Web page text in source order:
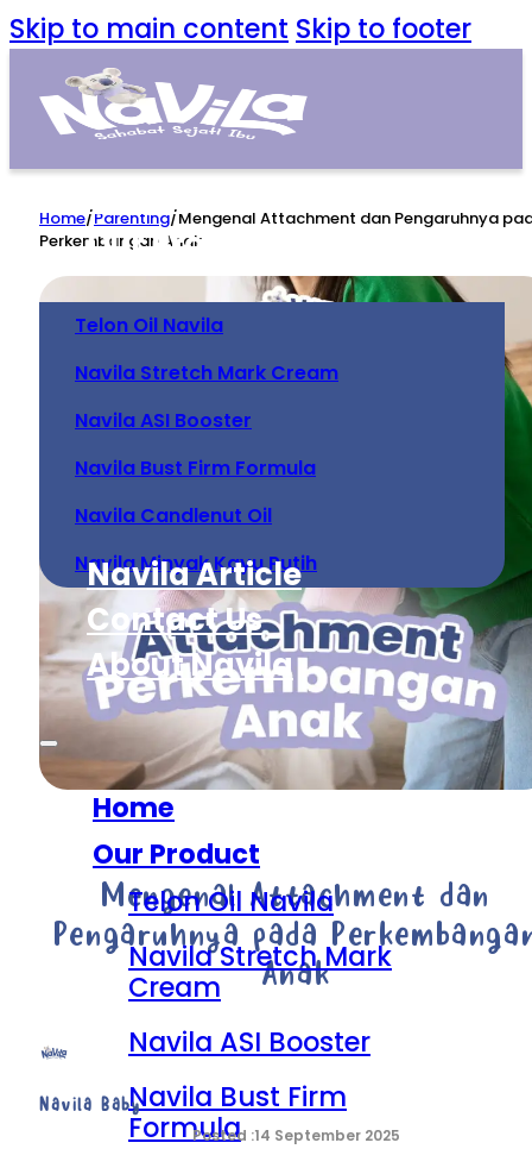
Skip to main content Skip to footer
Home
Our Product
Telon Oil Navila
Navila Stretch Mark Cream
Navila ASI Booster
Navila Bust Firm Formula
Navila Candlenut Oil
Navila Minyak Kayu Putih
Navila Article
Contact Us
About Navila
Home
Our Product
Telon Oil Navila
Navila Stretch Mark
Cream
Navila ASI Booster
Navila Bust Firm
Formula
Home/Parenting/Mengenal Attachment dan Pengaruhnya
Perkembangan Anak
Mengenal Attachment dan
Pengaruhnya pada
Anak
Navila Baby
14 September 2025